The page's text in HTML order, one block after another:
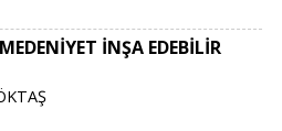
İNŞA EDEBİLİR